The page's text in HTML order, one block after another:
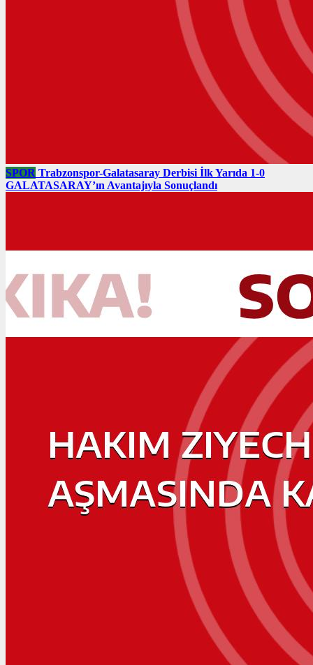
SPOR Trabzonspor-Galatasaray Derbisi İlk Yarıda 1-0
GALATASARAY’ın Avantajıyla Sonuçlandı